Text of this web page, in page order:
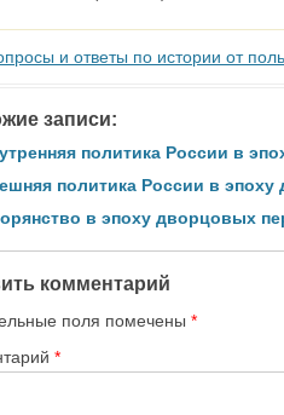
и ответы по истории от
записи:
политика России в
политика России в
в эпоху дворцовых
комментарий
поля помечены *
*